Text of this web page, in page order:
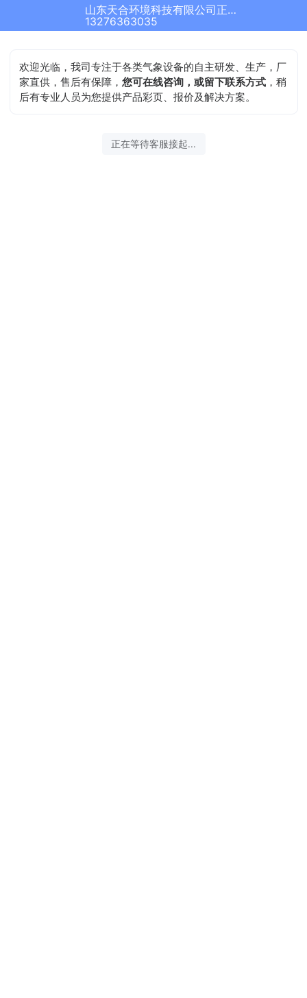
山东天合环境科技有限公司正在为您服务
13276363035
欢迎光临，我司专注于各类气象设备的自主研发、生产，厂
家直供，售后有保障，您可在线咨询，或留下联系方式 ，稍
后有专业人员为您提供产品彩页、报价及解决方案。
正在等待客服接起...